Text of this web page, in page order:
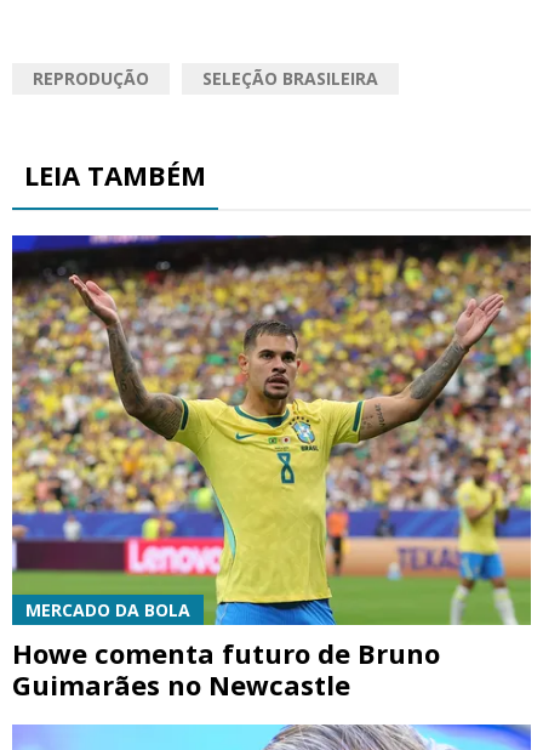
REPRODUÇÃO SELEÇÃO BRASILEIRA
LEIA TAMBÉM
MERCADO DA BOLA
Howe comenta futuro de Bruno
Guimarães no Newcastle